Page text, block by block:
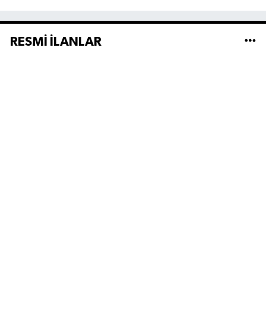
RESMİ İLANLAR